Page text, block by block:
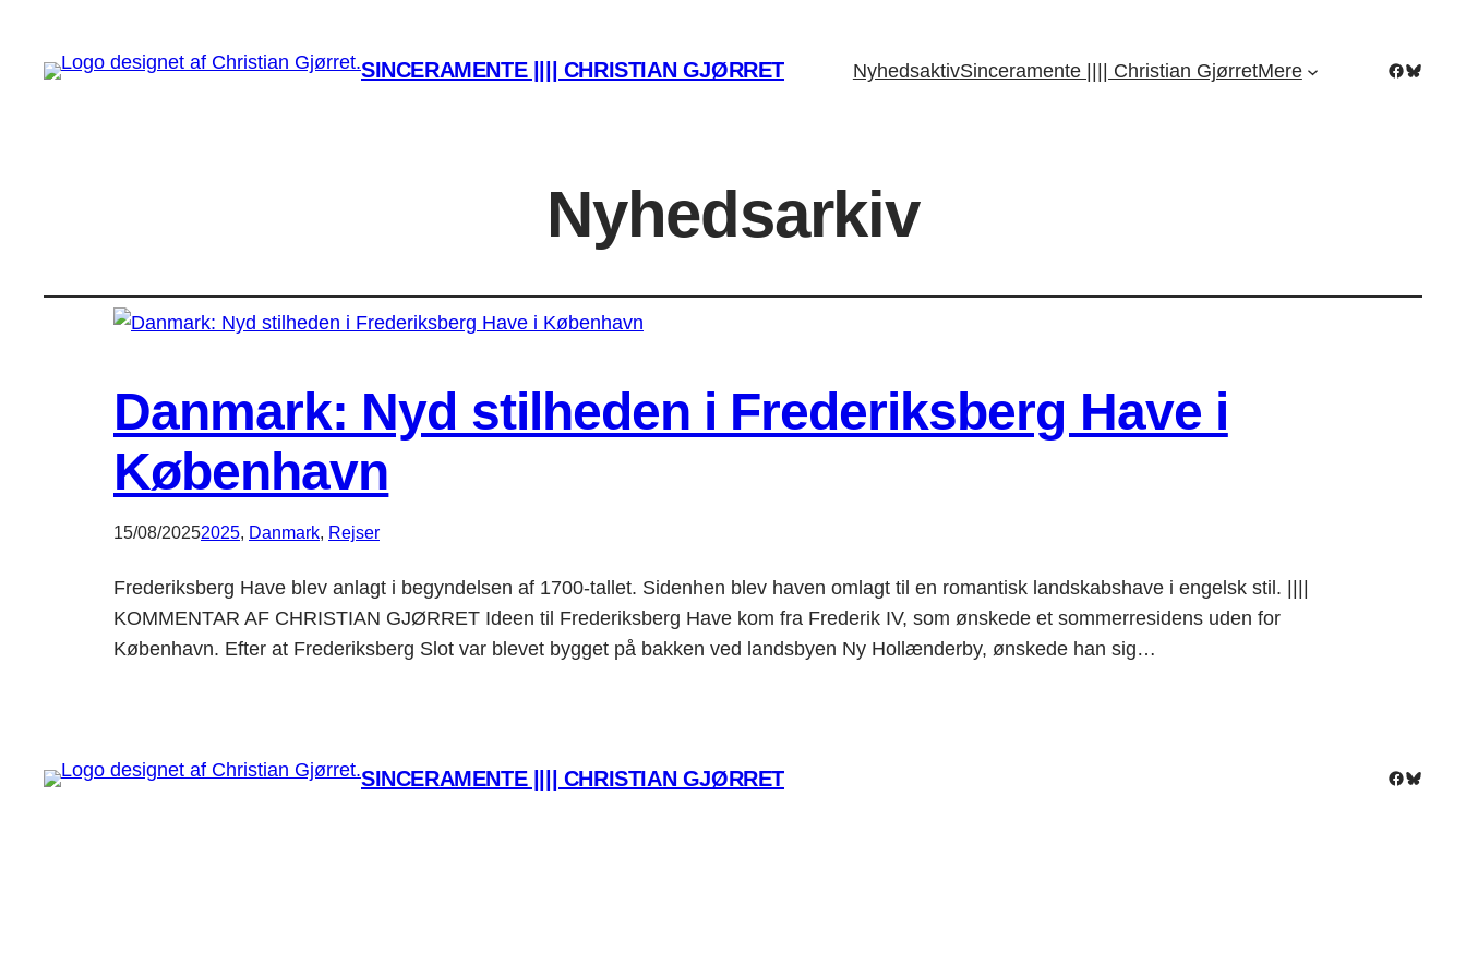
SINCERAMENTE |||| CHRISTIAN GJØRRET NyhedsaktivSinceramente |||| Christian GjørretMere Facebook
Bluesky
Nyhedsarkiv
Danmark: Nyd stilheden i Frederiksberg Have i
København
15/08/20252025, Danmark, Rejser
Frederiksberg Have blev anlagt i begyndelsen af 1700-tallet. Sidenhen blev haven omlagt til en romantisk landskabshave i engelsk stil. ||||
KOMMENTAR AF CHRISTIAN GJØRRET Ideen til Frederiksberg Have kom fra Frederik IV, som ønskede et sommerresidens uden for
København. Efter at Frederiksberg Slot var blevet bygget på bakken ved landsbyen Ny Hollænderby, ønskede han sig…
SINCERAMENTE |||| CHRISTIAN GJØRRET Facebook
Bluesky